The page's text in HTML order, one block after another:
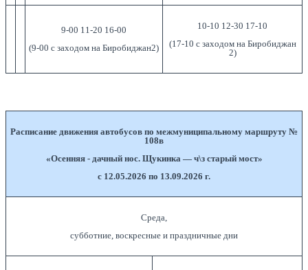
9-00 11-20 16-00
(9-00 с заходом на Биробиджан2)
10-10 12-30 17-10
(17-10 с заходом на Биробиджан
2)
Расписание движения автобусов по межмуниципальному маршруту №
108в
«Осенняя - дачный нос. Щукинка — ч\з старый мост»
с 12.05.2026 по 13.09.2026 г.
Среда,
субботние, воскресные и праздничные дни